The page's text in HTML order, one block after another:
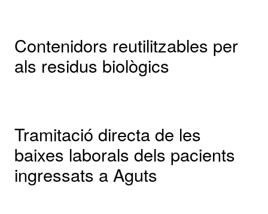
Contenidors reutilitzables per
als residus biològics
Tramitació directa de les
baixes laborals dels pacients
ingressats a Aguts